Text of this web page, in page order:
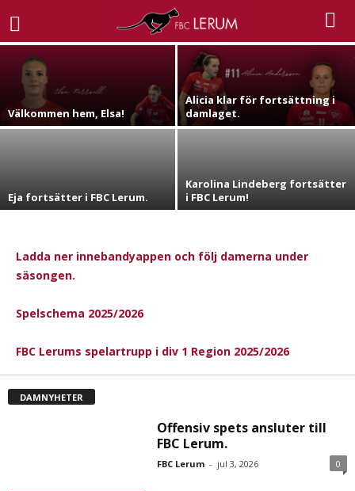
Offensiv spets ansluter till FBC Lerum.
Välkommen hem, Elsa!
Alicia klar för fortsättning i
damlaget.
Eja fortsätter i FBC Lerum.
Karolina Lindeberg fortsätter
i FBC Lerum!
Ladda ner innebandyappen och följ damerna under
säsongen.
Spelschema 2025/2026
FBC Lerums spelartrupp i div 1 Region 2025/2026
DAMNYHETER
Offensiv spets ansluter till
FBC Lerum.
FBC Lerum - jul 3, 2026 0